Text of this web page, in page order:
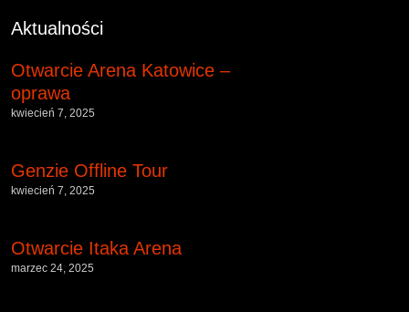
Aktualności
Otwarcie Arena Katowice –
oprawa
kwiecień 7, 2025
Genzie Offline Tour
kwiecień 7, 2025
Otwarcie Itaka Arena
marzec 24, 2025